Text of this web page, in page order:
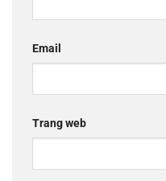
Email
Trang web